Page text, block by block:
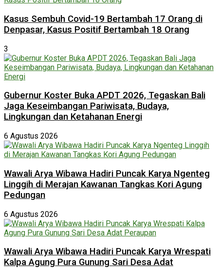
Kasus Sembuh Covid-19 Bertambah 17 Orang di
Denpasar, Kasus Positif Bertambah 18 Orang
3
Gubernur Koster Buka APDT 2026, Tegaskan Bali
Jaga Keseimbangan Pariwisata, Budaya,
Lingkungan dan Ketahanan Energi
6 Agustus 2026
Wawali Arya Wibawa Hadiri Puncak Karya Ngenteg
Linggih di Merajan Kawanan Tangkas Kori Agung
Pedungan
6 Agustus 2026
Wawali Arya Wibawa Hadiri Puncak Karya Wrespati
Kalpa Agung Pura Gunung Sari Desa Adat